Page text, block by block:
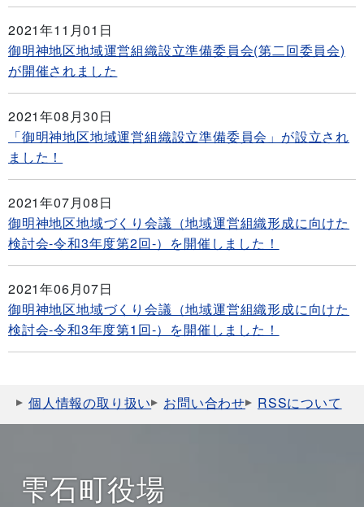
2021年11月01日
御明神地区地域運営組織設立準備委員会(第二回委員会)
が開催されました
2021年08月30日
「御明神地区地域運営組織設立準備委員会」が設立され
ました！
2021年07月08日
御明神地区地域づくり会議（地域運営組織形成に向けた
検討会-令和3年度第2回-）を開催しました！
2021年06月07日
御明神地区地域づくり会議（地域運営組織形成に向けた
検討会-令和3年度第1回-）を開催しました！
個人情報の取り扱い お問い合わせ RSSについて
雫石町役場